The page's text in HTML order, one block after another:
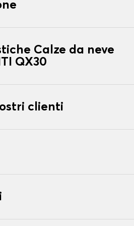
Calze da neve
QX30
clienti